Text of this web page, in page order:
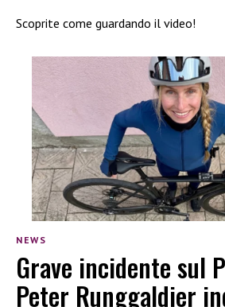
Scoprite come guardando il video!
NEWS
Grave incidente sul
Peter Runggaldier